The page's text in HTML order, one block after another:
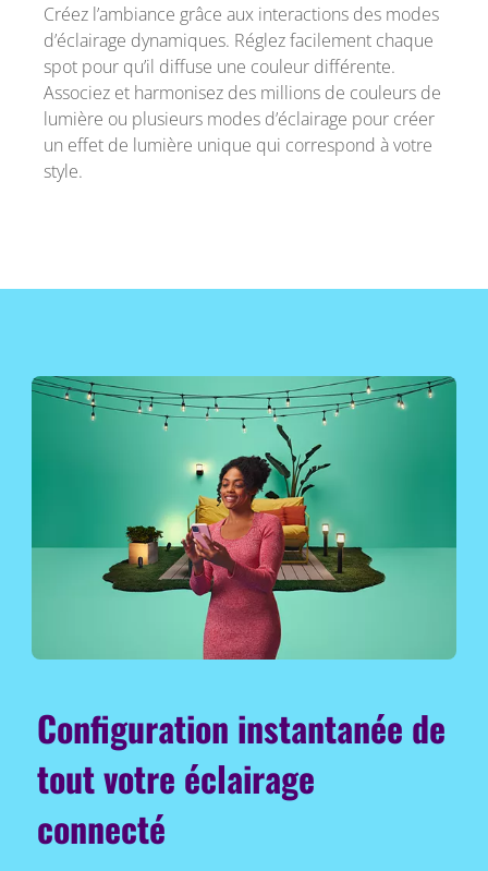
Créez l’ambiance grâce aux interactions des modes
d’éclairage dynamiques. Réglez facilement chaque
spot pour qu’il diffuse une couleur différente.
Associez et harmonisez des millions de couleurs de
lumière ou plusieurs modes d’éclairage pour créer
un effet de lumière unique qui correspond à votre
style.
Configuration instantanée de
tout votre éclairage
connecté